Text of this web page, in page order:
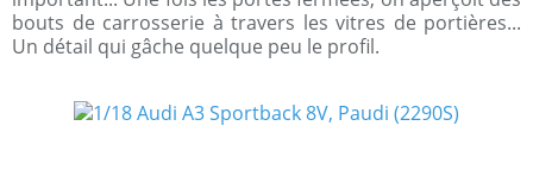
bouts de carrosserie à travers les vitres de portières...
Un détail qui gâche quelque peu le profil.